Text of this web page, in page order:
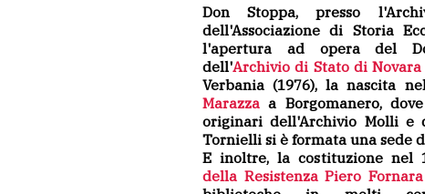
Don Stoppa, presso
dell'Associazione di Storia
l'apertura ad opera del
dell'Archivio di Stato di Novara
Verbania (1976), la nascita
Marazza a Borgomanero,
originari dell'Archivio Molli e
Tornielli si è formata una sede
E inoltre, la costituzione nel
della Resistenza Piero Fornara